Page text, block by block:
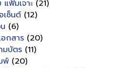
ฟ้มเจาะ (21)
เซ็นต์ (12)
(6)
กสาร (20)
มบัตร (11)
พ์ (20)